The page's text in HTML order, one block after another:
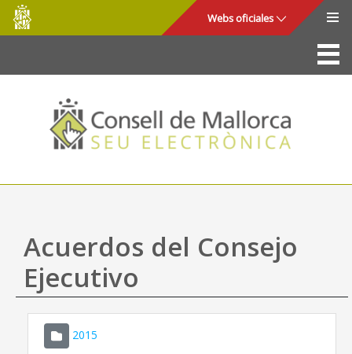
Saltar al contenido principal
Consell
de
Mallorca
Webs oficiales
La Sede
Consejo de Mallorca
Acceso y seguridad
Utilidades
Mapa web
Ayuda
Acuerdos del Consejo
Ejecutivo
2015